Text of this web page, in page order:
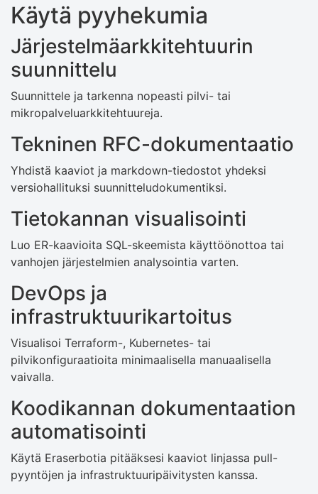
Käytä pyyhekumia
Järjestelmäarkkitehtuurin
suunnittelu
Suunnittele ja tarkenna nopeasti pilvi- tai
mikropalveluarkkitehtuureja.
Tekninen RFC-dokumentaatio
Yhdistä kaaviot ja markdown-tiedostot yhdeksi
versiohallituksi suunnitteludokumentiksi.
Tietokannan visualisointi
Luo ER-kaavioita SQL-skeemista käyttöönottoa tai
vanhojen järjestelmien analysointia varten.
DevOps ja
infrastruktuurikartoitus
Visualisoi Terraform-, Kubernetes- tai
pilvikonfiguraatioita minimaalisella manuaalisella
vaivalla.
Koodikannan dokumentaation
automatisointi
Käytä Eraserbotia pitääksesi kaaviot linjassa pull-
pyyntöjen ja infrastruktuuripäivitysten kanssa.